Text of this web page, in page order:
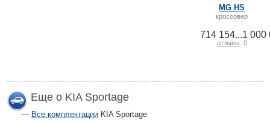
MG HS
кроссовер
714 154...1 000
отзывы: 0
Еще о KIA Sportage
Все комплектации KIA Sportage